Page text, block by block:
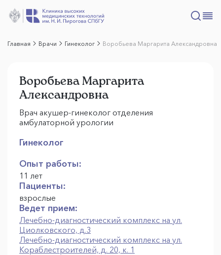
Главная Врачи Гинеколог Воробьева Маргарита Александровна
Воробьева Маргарита
Александровна
Врач акушер-гинеколог отделения
амбулаторной урологии
Гинеколог
Опыт работы:
11 лет
Пациенты:
взрослые
Ведет прием:
Лечебно-диагностический комплекс на ул.
Циолковского, д.3
Лечебно-диагностический комплекс на ул.
Кораблестроителей, д. 20, к. 1